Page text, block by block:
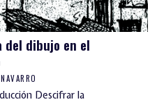
dibujo en el
Descifrar la